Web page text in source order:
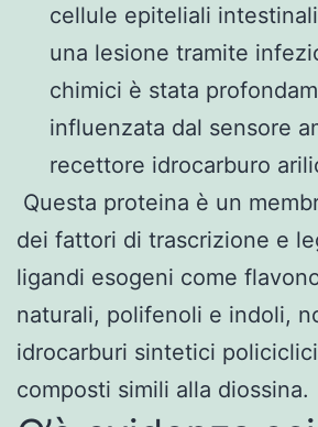
cellule epiteliali
una lesione tramite
chimici è stata
influenzata dal sensore
recettore idrocarburo
Questa proteina è un
dei fattori di trascrizione e
ligandi esogeni come
naturali, polifenoli e indoli,
idrocarburi sintetici
composti simili alla diossina.